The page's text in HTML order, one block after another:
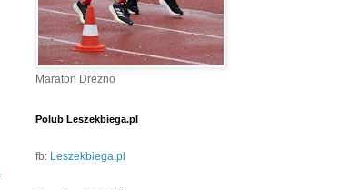
Maraton Drezno
Polub Leszekbiega.pl
fb: Leszekbiega.pl